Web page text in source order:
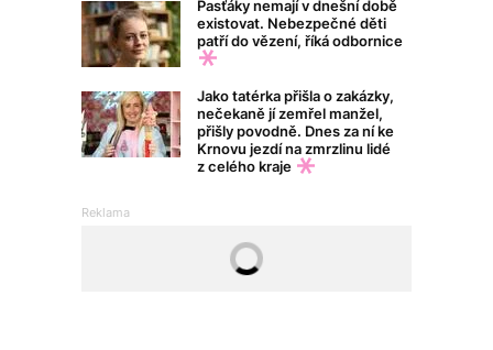
Pasťáky nemají v dnešní době
existovat. Nebezpečné děti
patří do vězení, říká odbornice
Jako tatérka přišla o zakázky,
nečekaně jí zemřel manžel,
přišly povodně. Dnes za ní ke
Krnovu jezdí na zmrzlinu lidé
z celého kraje